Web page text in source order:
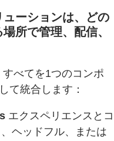
ーションは、どの
所で管理、配信、
べてを1つのコンポ
て統合します：
エクスペリエンスとコ
ヘッドフル、または